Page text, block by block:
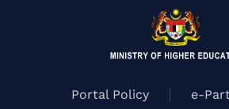
Portal Policy
e-